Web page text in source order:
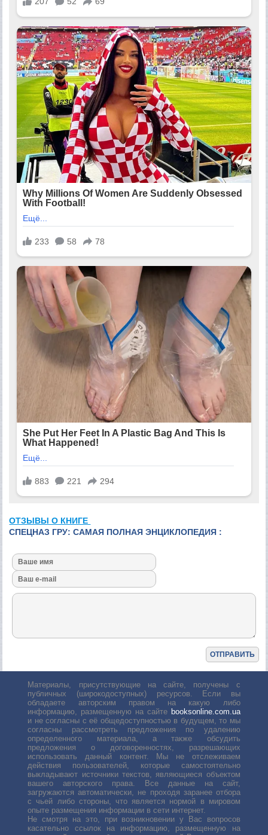
ОТЗЫВЫ О КНИГЕ
СПЕЦНАЗ ГРУ: САМАЯ ПОЛНАЯ ЭНЦИКЛОПЕДИЯ :
Материалы, присутствующие на сайте, получены с
публичных (широкодоступных) ресурсов. Если вы
обладаете авторским правом на какую либо
информацию, размещенную на сайте booksonline.com.ua
и не согласны с её общедоступностью в будущем, то мы
согласны рассмотреть предложения по удалению
определенного материала, а также обсудить
предложения о договоренностях, разрешающих
использовать данный контент. Мы не отслеживаем
действия пользователей, которые самостоятельно
выкладывают источники текстов, являющиеся объектом
вашего авторского права. Все данные на сайт,
загружаются автоматически, не проходя заранее отбора
с чьей либо стороны, что является нормой в мировом
опыте размещения информации в сети интернет.
Не смотря на это, при возникновении у Вас вопросов
касательно ссылок на информацию, размещенную на